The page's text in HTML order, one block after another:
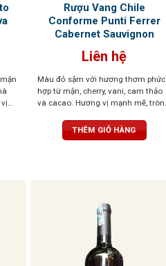
Rượu Vang Chile
Conforme Punti Ferrer
Cabernet Sauvignon
Liên hệ
Màu đỏ sậm với hương thơm phức
hợp từ mận, cherry, vani, cam thảo
và cacao. Hương vị mạnh mẽ, tròn
dư vị dẻo dai, tạo nên ấn tượng khó
THÊM GIỎ HÀNG